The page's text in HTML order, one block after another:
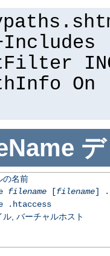
On
の名前
filename[filename]
.htaccess
, バーチャルホスト